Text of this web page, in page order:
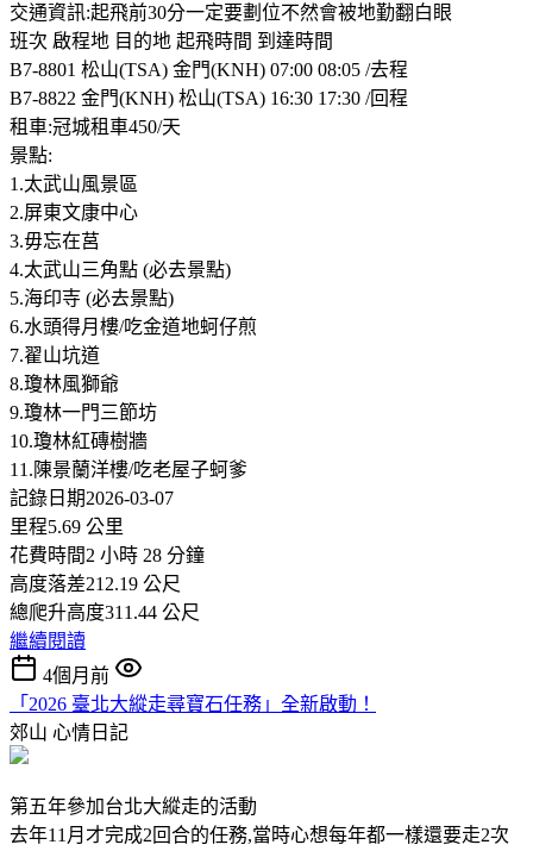
交通資訊:起飛前30分一定要劃位不然會被地勤翻白眼
班次 啟程地 目的地 起飛時間 到達時間
B7-8801 松山(TSA) 金門(KNH) 07:00 08:05 /去程
B7-8822 金門(KNH) 松山(TSA) 16:30 17:30 /回程
租車:冠城租車450/天
景點:
1.太武山風景區
2.屏東文康中心
3.毋忘在莒
4.太武山三角點 (必去景點)
5.海印寺 (必去景點)
6.水頭得月樓/吃金道地蚵仔煎
7.翟山坑道
8.瓊林風獅爺
9.瓊林一門三節坊
10.瓊林紅磚樹牆
11.陳景蘭洋樓/吃老屋子蚵爹
記錄日期2026-03-07
里程5.69 公里
花費時間2 小時 28 分鐘
高度落差212.19 公尺
總爬升高度311.44 公尺
繼續閱讀
4個月前
「2026 臺北大縱走尋寶石任務」全新啟動！
郊山 心情日記
第五年參加台北大縱走的活動
去年11月才完成2回合的任務,當時心想每年都一樣還要走2次